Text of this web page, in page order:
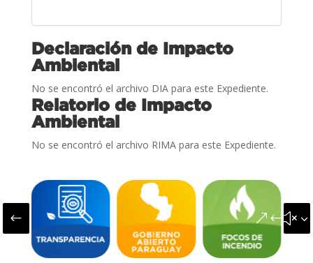
Declaración de Impacto
Ambiental
No se encontró el archivo DIA para este Expediente.
Relatorio de Impacto
Ambiental
No se encontró el archivo RIMA para este Expediente.
#